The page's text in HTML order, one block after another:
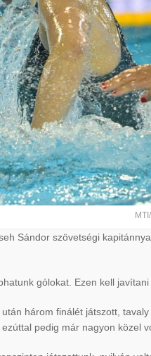
Sándor szövetségi
gólokat. Ezen kell
három finálét játszott,
pedig már nagyon közel